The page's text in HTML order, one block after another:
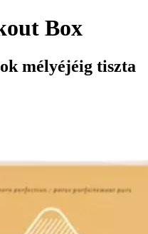
Box
mélyéjéig tiszta